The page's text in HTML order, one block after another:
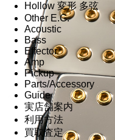
Hollow 変形 多弦
Other E.G.
Acoustic
Bass
Effector
Amp
Pickup
Parts/Accessory
Guide
実店舗案内
利用方法
買取査定